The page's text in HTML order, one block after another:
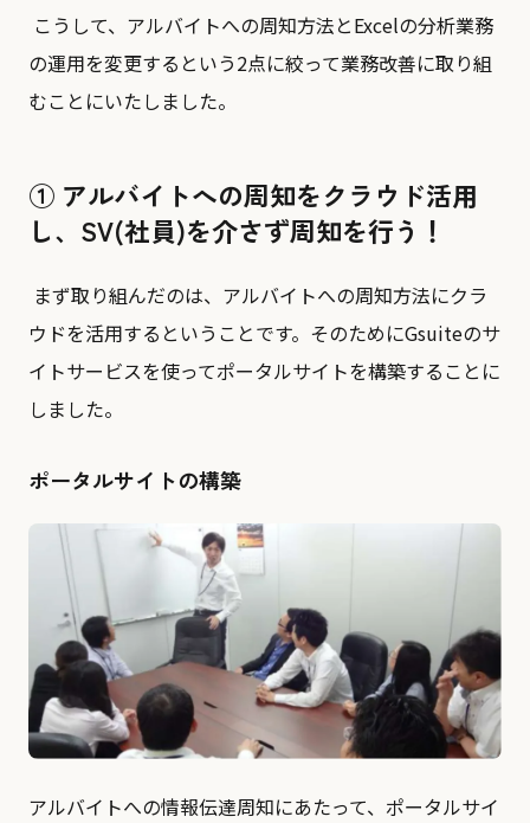
こうして、アルバイトへの周知方法とExcelの分析業務
の運用を変更するという2点に絞って業務改善に取り組
むことにいたしました。
① アルバイトへの周知をクラウド活⽤
し、SV(社員)を介さず周知を⾏う！
まず取り組んだのは、アルバイトへの周知方法にクラ
ウドを活用するということです。そのためにGsuiteのサ
イトサービスを使ってポータルサイトを構築することに
しました。
ポータルサイトの構築
アルバイトへの情報伝達周知にあたって、ポータルサイ